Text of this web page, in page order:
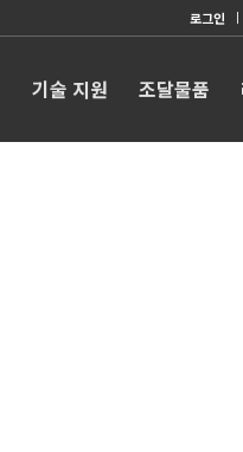
로그인
기술 지원 조달물품